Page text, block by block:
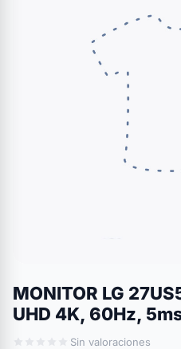
MONITOR LG
UHD 4K, 60Hz,
Sin valoraciones